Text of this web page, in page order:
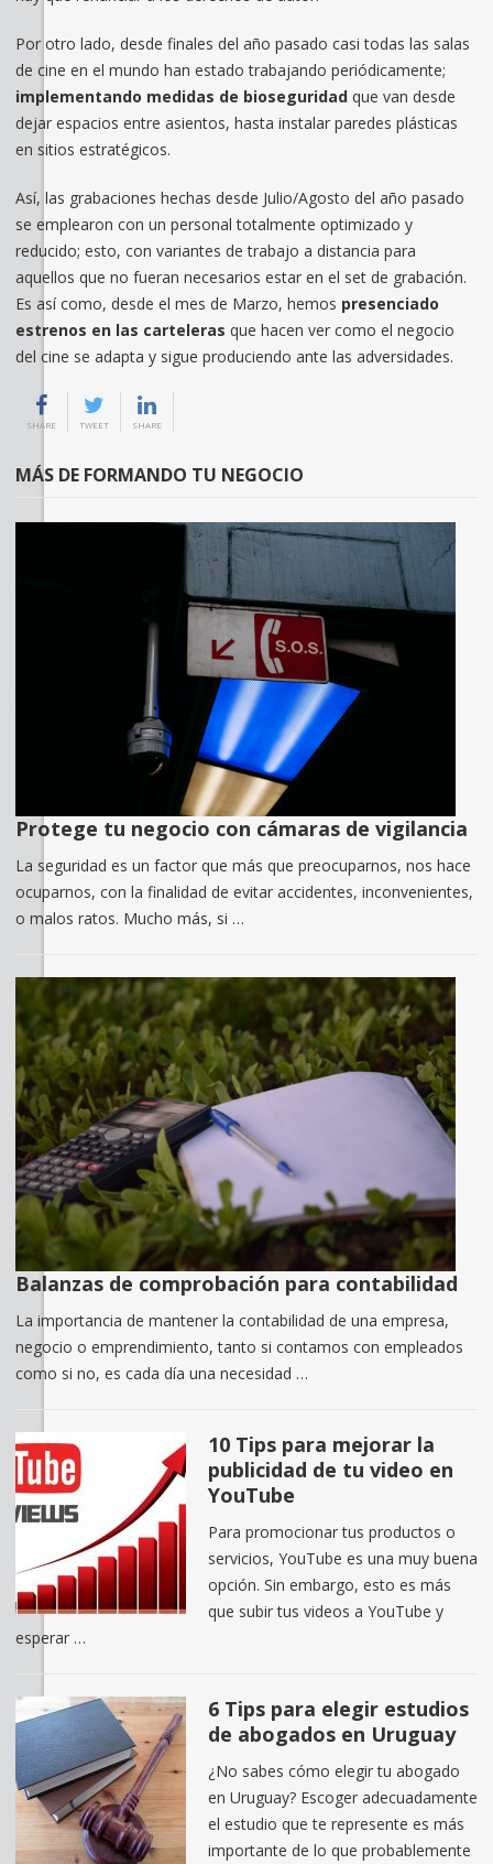
Por otro lado, desde finales del año pasado casi todas las salas
de cine en el mundo han estado trabajando periódicamente;
implementando medidas de bioseguridadque van desde
dejar espacios entre asientos, hasta instalar paredes plásticas
en sitios estratégicos.
Así, las grabaciones hechas desde Julio/Agosto del año pasado
se emplearon con un personal totalmente optimizado y
reducido; esto, con variantes de trabajo a distancia para
aquellos que no fueran necesarios estar en el set de grabación.
Es así como, desde el mes de Marzo, hemos presenciado
estrenos en las carteleras que hacen ver como el negocio
del cine se adapta y sigue produciendo ante las adversidades.
SHARE TWEET SHARE
MÁS DE FORMANDO TU NEGOCIO
Protege tu negocio con cámaras de vigilancia
La seguridad es un factor que más que preocuparnos, nos hace
ocuparnos, con la finalidad de evitar accidentes, inconvenientes,
o malos ratos. Mucho más, si …
Balanzas de comprobación para contabilidad
La importancia de mantener la contabilidad de una empresa,
negocio o emprendimiento, tanto si contamos con empleados
como si no, es cada día una necesidad …
10 Tips para mejorar la
publicidad de tu video en
YouTube
Para promocionar tus productos o
servicios, YouTube es una muy buena
opción. Sin embargo, esto es más
que subir tus videos a YouTube y
esperar …
6 Tips para elegir estudios
de abogados en Uruguay
¿No sabes cómo elegir tu abogado
en Uruguay? Escoger adecuadamente
el estudio que te represente es más
importante de lo que probablemente